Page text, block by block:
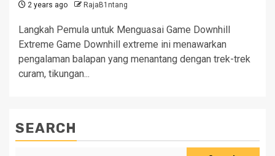
2 years ago RajaB1ntang
Langkah Pemula untuk Menguasai Game Downhill
Extreme Game Downhill extreme ini menawarkan
pengalaman balapan yang menantang dengan trek-trek
curam, tikungan...
SEARCH